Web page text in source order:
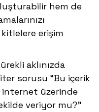
hem de
erişim
aklınızda
sorusu “Bu içerik
üzerinde
veriyor mu?”